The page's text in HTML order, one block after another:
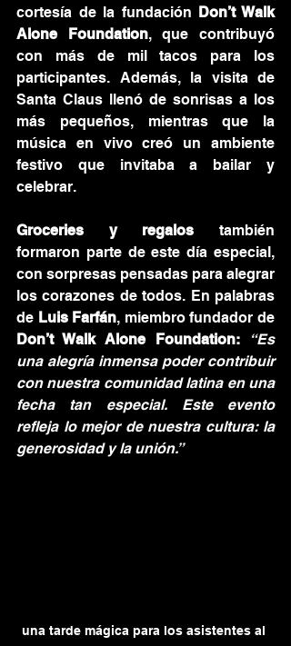
cortesía de la fundación Don’t Walk
Alone Foundation, que contribuyó
con más de mil tacos para los
participantes. Además, la visita de
Santa Claus llenó de sonrisas a los
más pequeños, mientras que la
música en vivo creó un ambiente
festivo que invitaba a bailar y
celebrar.
Groceries y regalos también
formaron parte de este día especial,
con sorpresas pensadas para alegrar
los corazones de todos. En palabras
de Luis Farfán
Don’t Walk Alone Foundation:
“Es
una alegría inmensa poder contribuir
con nuestra comunidad latina en una
fecha tan especial. Este evento
refleja lo mejor de nuestra cultura: la
generosidad y la unión.”
una tarde mágica para los asistentes al